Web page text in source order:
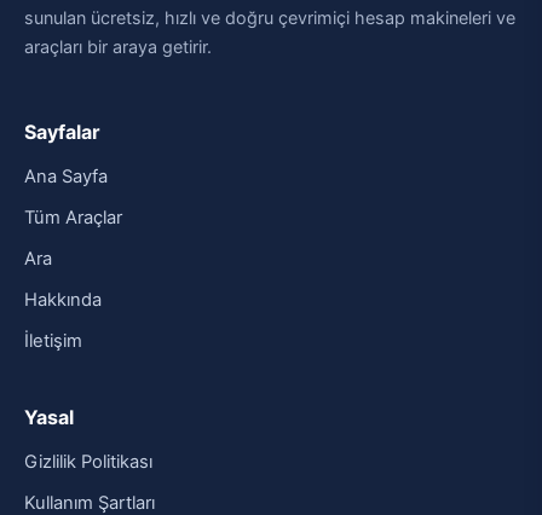
sunulan ücretsiz, hızlı ve doğru çevrimiçi hesap makineleri ve
araçları bir araya getirir.
Sayfalar
Ana Sayfa
Tüm Araçlar
Ara
Hakkında
İletişim
Yasal
Gizlilik Politikası
Kullanım Şartları